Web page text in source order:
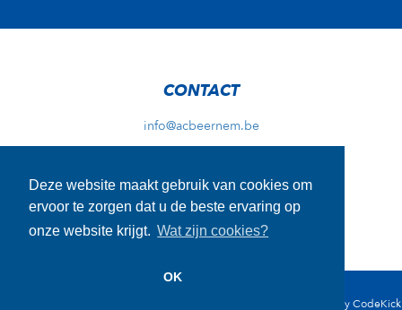
Deze website maakt gebruik van cookies om
ervoor te zorgen dat u de beste ervaring op
onze website krijgt. Wat zijn cookies?
OK
CONTACT
info@acbeernem.be
ADRES TRAININGEN
Wellingstraat 29A
8730 Beernem
- Copyright © 2026 - Website byCodeKick